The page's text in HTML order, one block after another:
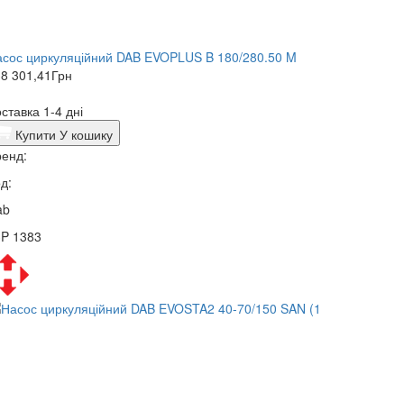
циркуляційний DAB EVOPLUS B 180/280.50 M
301,41 Грн
1-4 дні
Купити У кошику
1383